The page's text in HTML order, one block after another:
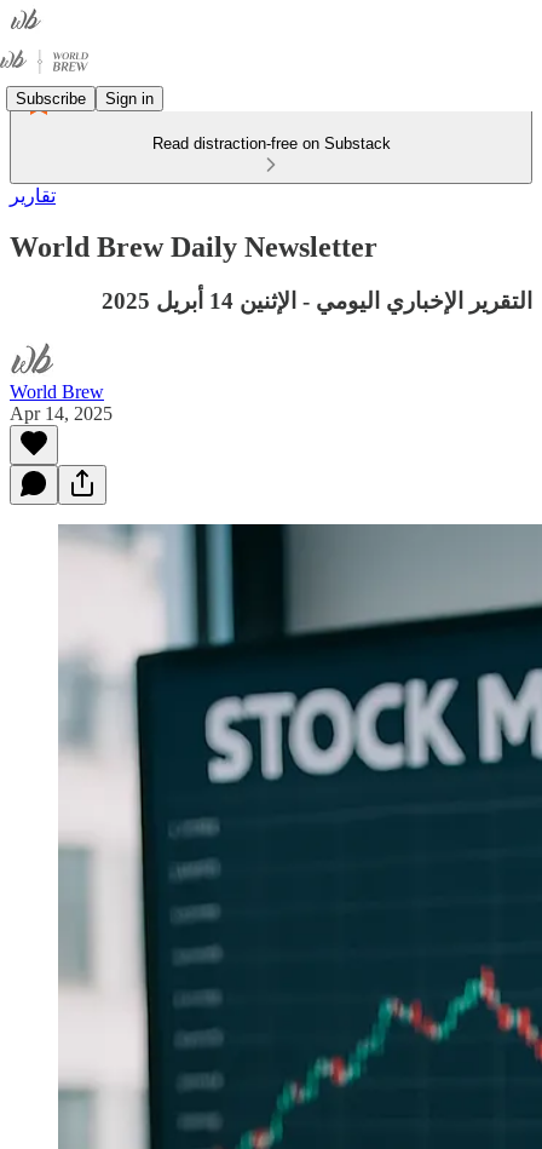
Subscribe Sign in
Read distraction-free on Substack
تقارير
World Brew Daily Newsletter
التقرير الإخباري اليومي - الإثنين 14 أبريل 2025
World Brew
Apr 14, 2025